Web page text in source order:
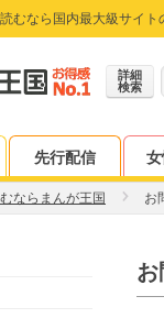
むなら国内最大級サイト
詳細
検索
先行配信
ならまんが王国 お
お